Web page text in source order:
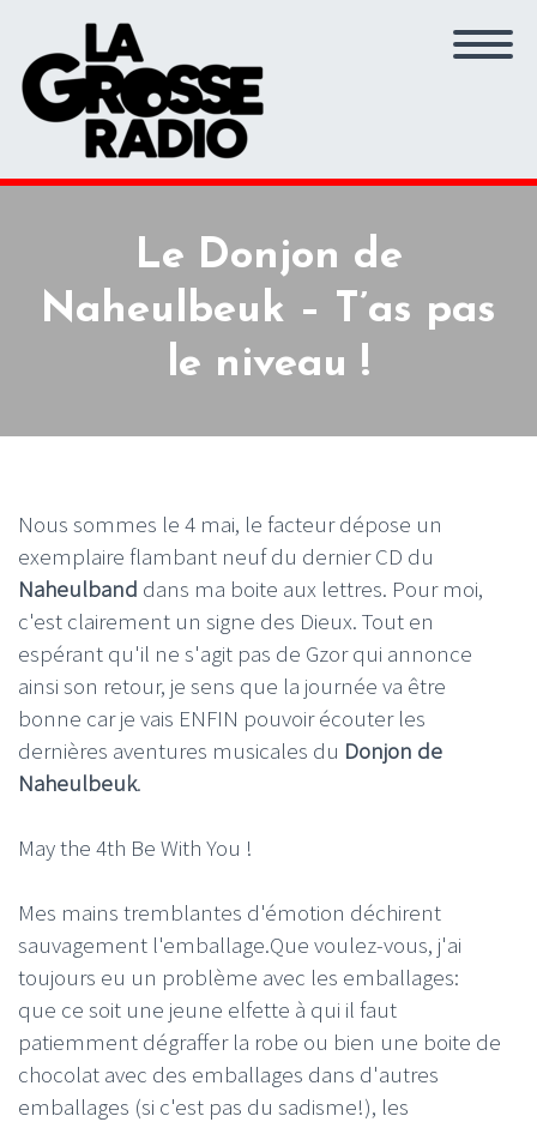
Le Donjon de
Naheulbeuk – T’as pas
le niveau !
Nous sommes le 4 mai, le facteur dépose un
exemplaire flambant neuf du dernier CD du
Naheulband dans ma boite aux lettres. Pour moi,
c'est clairement un signe des Dieux. Tout en
espérant qu'il ne s'agit pas de Gzor qui annonce
ainsi son retour, je sens que la journée va être
bonne car je vais ENFIN pouvoir écouter les
dernières aventures musicales du Donjon de
Naheulbeuk.
May the 4th Be With You !
Mes mains tremblantes d'émotion déchirent
sauvagement l'emballage.Que voulez-vous, j'ai
toujours eu un problème avec les emballages:
que ce soit une jeune elfette à qui il faut
patiemment dégraffer la robe ou bien une boite de
chocolat avec des emballages dans d'autres
emballages (si c'est pas du sadisme!), les